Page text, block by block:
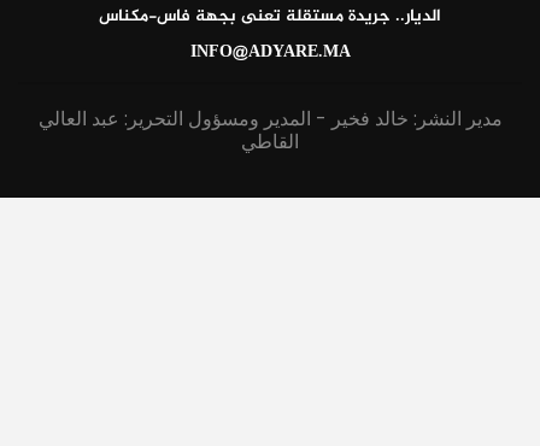
الديار.. جريدة مستقلة تعنى بجهة فاس-مكناس
INFO@ADYARE.MA
مدير النشر: خالد فخير - المدير ومسؤول التحرير: عبد العالي
القاطي